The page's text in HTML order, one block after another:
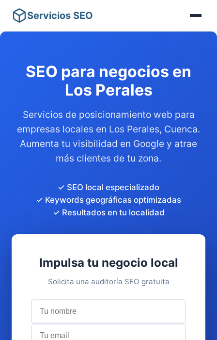
Servicios SEO
SEO para negocios en
Los Perales
Servicios de posicionamiento web para
empresas locales en Los Perales, Cuenca.
Aumenta tu visibilidad en Google y atrae
más clientes de tu zona.
✓ SEO local especializado
✓ Keywords geográficas optimizadas
✓ Resultados en tu localidad
Impulsa tu negocio local
Solicita una auditoría SEO gratuita